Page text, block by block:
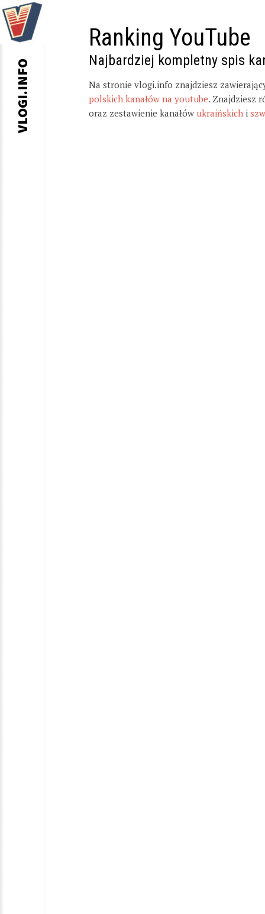
Ranking YouTube
Najbardziej kompletny spis
Na stronie vlogi.info znajdziesz
polskich kanałów na youtube. Znajdziesz
oraz zestawienie kanałów ukraińskich i
VLOGI.INFO